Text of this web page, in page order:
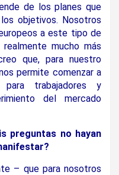
de los planes que
objetivos. Nosotros
a este tipo de
mucho más
que, para nuestro
permite comenzar a
para trabajadores y
del mercado
preguntas no hayan
– que para nosotros